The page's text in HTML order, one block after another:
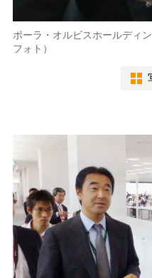
ポーラ・オルビスホールディ
フォト）